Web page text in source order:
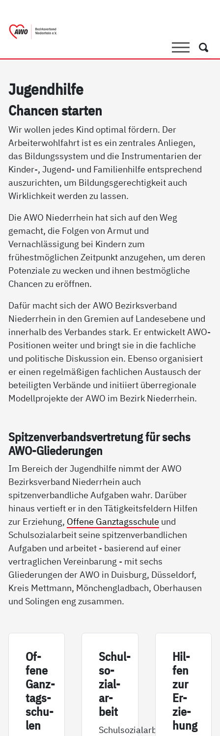
SucheSuche
Ju­gend­hil­fe
Chan­cen star­ten
Wir wollen jedes Kind optimal fördern. Der
Arbeiterwohlfahrt ist es ein zentrales Anliegen,
das Bildungssystem und die Instrumentarien der
Kinder-, Jugend- und Familienhilfe entsprechend
auszurichten, um Bildungsgerechtigkeit auch
Wirklichkeit werden zu lassen.
Die AWO Niederrhein hat sich auf den Weg
gemacht, die Folgen von Armut und
Vernachlässigung bei Kindern zum
frühestmöglichen Zeitpunkt anzugehen, um deren
Potenziale zu wecken und ihnen bestmögliche
Chancen zu eröffnen.
Dafür macht sich der AWO Bezirksverband
Niederrhein in den Gremien auf Landesebene und
innerhalb des Verbandes stark. Er entwickelt AWO-
Positionen weiter und bringt sie in die fachliche
und politische Diskussion ein. Ebenso organisiert
er einen regelmäßigen fachlichen Austausch der
beteiligten Verbände und initiiert überregionale
Modellprojekte der AWO im Bezirk Niederrhein.
Spit­zen­ver­bands­ver­t­re­tung für sechs
AWO-Glie­de­run­gen
Im Bereich der Jugendhilfe nimmt der AWO
Bezirksverband Niederrhein auch
spitzenverbandliche Aufgaben wahr. Darüber
hinaus vertieft er in den Tätigkeitsfeldern Hilfen
zur Erziehung, Offene Ganztagsschule und
Schulsozialarbeit seine spitzenverbandlichen
Aufgaben und arbeitet - basierend auf einer
vertraglichen Vereinbarung - mit sechs
Gliederungen der AWO in Duisburg, Düsseldorf,
Kreis Mettmann, Mönchengladbach, Oberhausen
und Solingen eng zusammen.
Of­
fe­ne
Ganz­
tags­
schu­
len
Schul­
so­
zial­
ar­
beit
Schulsozialarbeit
Hil­
fen
zur
Er­
zie­
hung